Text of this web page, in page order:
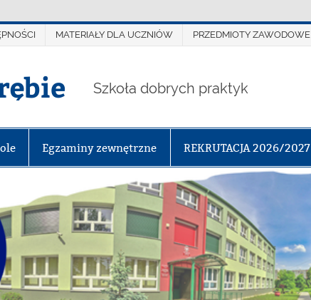
MATERIAŁY DLA UCZNIÓW PRZEDMIOTY ZAWODOWE
Szkoła dobrych praktyk
Egzaminy zewnętrzne REKRUTACJA 2026/2027